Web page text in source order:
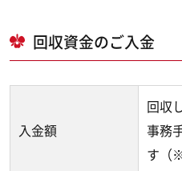
回収資金のご入金
入金額
回収
事務
す（